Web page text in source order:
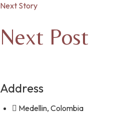
Next Story
Next Post
Address
Medellin, Colombia